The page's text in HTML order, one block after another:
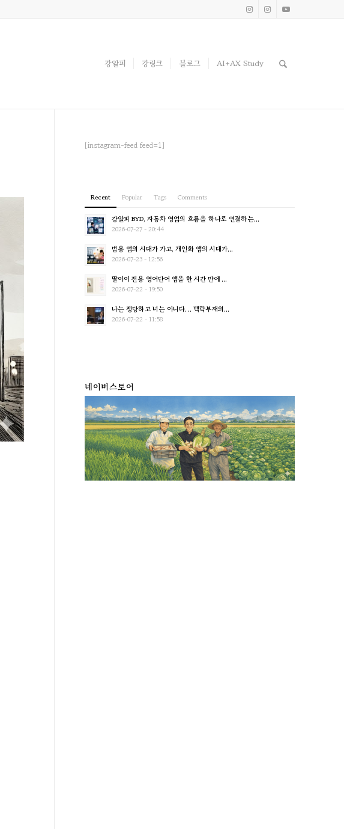
강알피 강링크 블로그 AI+AX Study
[instagram-feed feed=1]
Recent Popular Tags Comments
강알피 BYD, 자동차 영업의 흐름을 하나로 연결하는...
2026-07-27 - 20:44
범용 앱의 시대가 가고, 개인화 앱의 시대가...
2026-07-23 - 12:56
딸아이 전용 영어단어 앱을 한 시간 만에 ...
2026-07-22 - 19:50
나는 정당하고 너는 아니다… 맥락부재의...
2026-07-22 - 11:58
네이버스토어